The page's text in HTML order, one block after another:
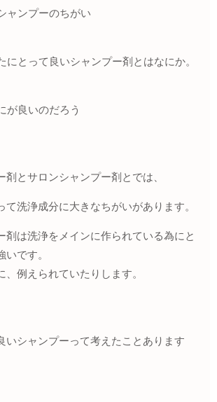
ャンプーのちがい
にとって良いシャンプー剤とはなにか。
が良いのだろう
剤とサロンシャンプー剤とでは、
て洗浄成分に大きなちがいがあります。
剤は洗浄をメインに作られている為にと
いです。
、例えられていたりします。
いシャンプーって考えたことあります